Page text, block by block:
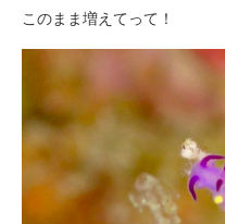
このまま増えてって！